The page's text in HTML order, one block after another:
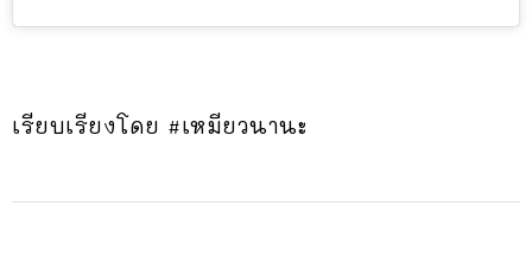
เรียบเรียงโดย #เหมียวนานะ